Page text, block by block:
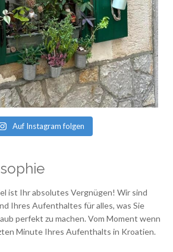
Auf Instagram folgen
ist Ihr absolutes Vergnügen! Wir sind
Ihres Aufenthaltes für alles, was Sie
perfekt zu machen. Vom Moment wenn
Minute Ihres Aufenthalts in Kroatien.